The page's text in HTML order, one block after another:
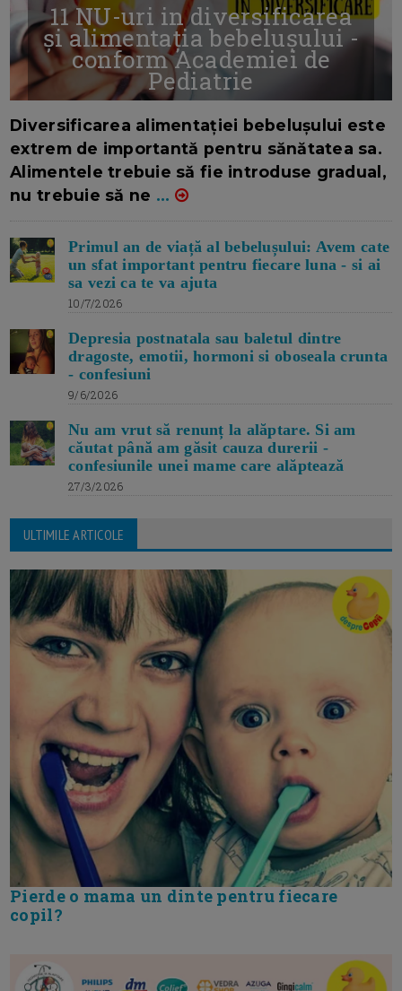
11 NU-uri in diversificarea
și alimentația bebelușului -
conform Academiei de
Pediatrie
Diversificarea alimentației bebelușului este
extrem de importantă pentru sănătatea sa.
Alimentele trebuie să fie introduse gradual,
nu trebuie să ne ...
Primul an de viață al bebelușului: Avem cate
un sfat important pentru fiecare luna - si ai
sa vezi ca te va ajuta
10/7/2026
Depresia postnatala sau baletul dintre
dragoste, emotii, hormoni si oboseala crunta
- confesiuni
9/6/2026
Nu am vrut să renunț la alăptare. Si am
căutat până am găsit cauza durerii -
confesiunile unei mame care alăptează
27/3/2026
ULTIMILE ARTICOLE
Pierde o mama un dinte pentru fiecare
copil?